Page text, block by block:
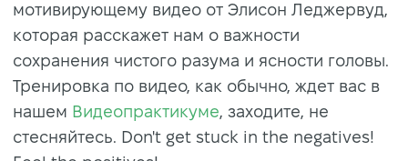
мотивирующему видео от Элисон Леджервуд,
которая расскажет нам о важности
сохранения чистого разума и ясности головы.
Тренировка по видео, как обычно, ждет вас в
нашем Видеопрактикуме, заходите, не
стесняйтесь. Don't get stuck in the negatives!